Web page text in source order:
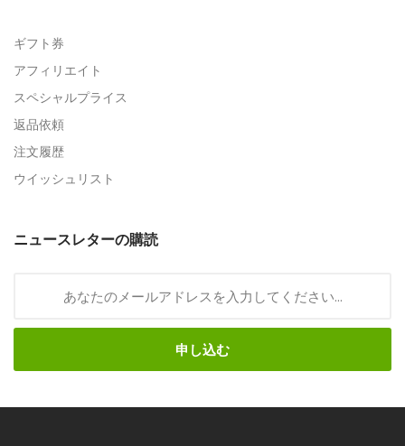
ギフト券
アフィリエイト
スペシャルプライス
返品依頼
注文履歴
ウイッシュリスト
ニュースレターの購読
申し込む